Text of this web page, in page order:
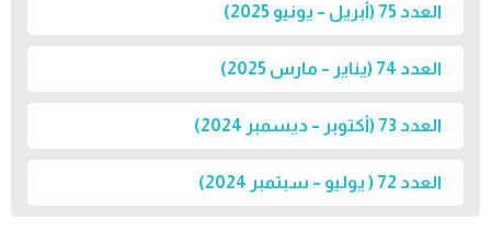
العدد 75 (أبريل – يونيو 2025)
العدد 74 (يناير – مارس 2025)
العدد 73 (أكتوبر – ديسمبر 2024)
العدد 72 ( يوليو – سبتمبر 2024)